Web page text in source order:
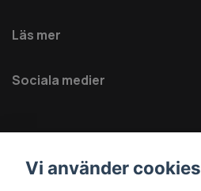
Läs mer
Sociala medier
Vi använder cookies